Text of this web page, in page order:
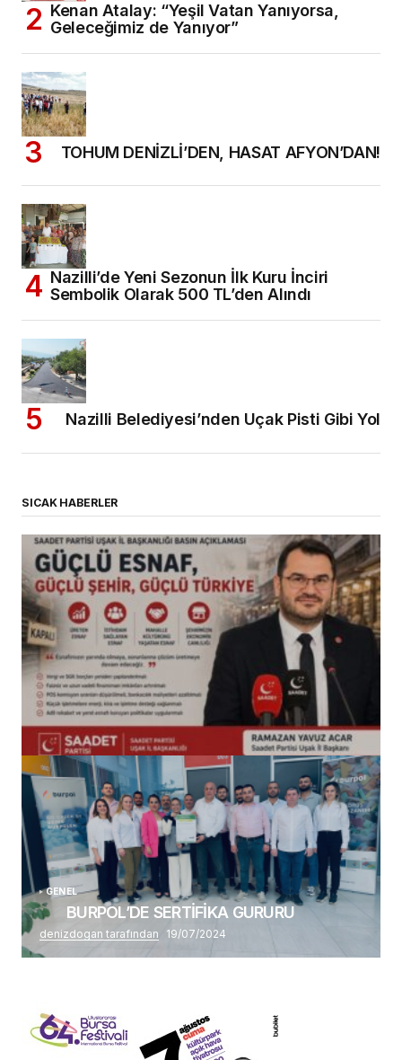
Kenan Atalay: “Yeşil Vatan Yanıyorsa,
Geleceğimiz de Yanıyor”
TOHUM DENİZLİ’DEN, HASAT AFYON’DAN!
Nazilli’de Yeni Sezonun İlk Kuru İnciri
Sembolik Olarak 500 TL’den Alındı
Nazilli Belediyesi’nden Uçak Pisti Gibi Yol
SICAK HABERLER
(başlıksız)
Alaattin Karahan tarafından 14/07/2026
GENEL
BURPOL’DE SERTİFİKA GURURU
denizdogan tarafından 19/07/2024